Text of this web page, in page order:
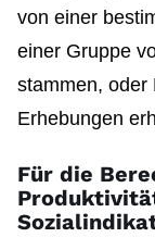
von einer
einer Gruppe
stammen, oder
Erhebungen
Für die